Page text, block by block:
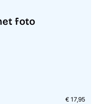
foto
€ 17,95